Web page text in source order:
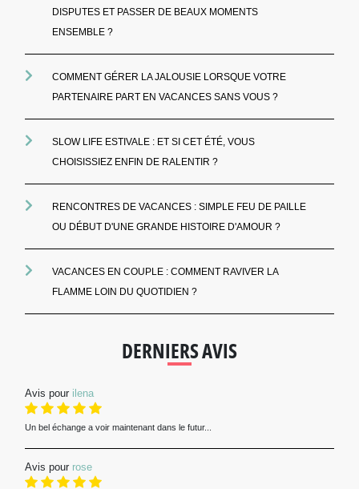
DISPUTES ET PASSER DE BEAUX MOMENTS
ENSEMBLE ?
COMMENT GÉRER LA JALOUSIE LORSQUE VOTRE
PARTENAIRE PART EN VACANCES SANS VOUS ?
SLOW LIFE ESTIVALE : ET SI CET ÉTÉ, VOUS
CHOISISSIEZ ENFIN DE RALENTIR ?
RENCONTRES DE VACANCES : SIMPLE FEU DE PAILLE
OU DÉBUT D'UNE GRANDE HISTOIRE D'AMOUR ?
VACANCES EN COUPLE : COMMENT RAVIVER LA
FLAMME LOIN DU QUOTIDIEN ?
DERNIERS AVIS
Avis pour ilena
Un bel échange a voir maintenant dans le futur...
Avis pour rose